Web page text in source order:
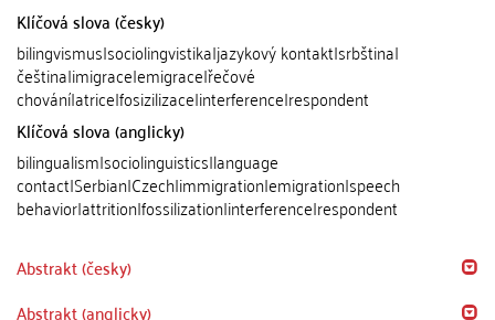
Klíčová slova (česky)
bilingvismus|sociolingvistika|jazykový kontakt|srbština|
čeština|imigrace|emigrace|řečové
chování|atrice|fosizilizace|interference|respondent
Klíčová slova (anglicky)
bilingualism|sociolinguistics|language
contact|Serbian|Czech|immigration|emigration|speech
behavior|attrition|fossilization|interference|respondent
Abstrakt (česky)
Abstrakt (anglicky)